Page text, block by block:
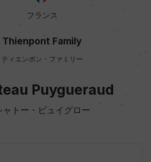
フランス
Thienpont Family
ティエンポン・ファミリー
Puygueraud
ャトー・ピュイグロー